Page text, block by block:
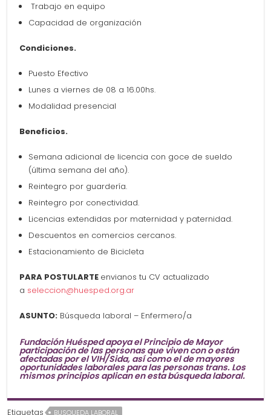
Trabajo en equipo
Capacidad de organización
Condiciones.
Puesto Efectivo
Lunes a viernes de 08 a 16.00hs.
Modalidad presencial
Beneficios.
Semana adicional de licencia con goce de sueldo
(última semana del año).
Reintegro por guardería.
Reintegro por conectividad.
Licencias extendidas por maternidad y paternidad.
Descuentos en comercios cercanos.
Estacionamiento de Bicicleta
PARA POSTULARTE envianos tu CV actualizado
a seleccion@huesped.org.ar
ASUNTO: Búsqueda laboral – Enfermero/a
Fundación Huésped apoya el Principio de Mayor
participación de las personas que viven con o están
afectadas por el VIH/Sida, así como el de mayores
oportunidades laborales para las personas trans. Los
mismos principios aplican en esta búsqueda laboral.
Etiquetas BUSQUEDA LABORAL